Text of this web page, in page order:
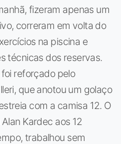
fizeram apenas um
correram em volta do
na piscina e
técnicas dos reservas.
reforçado pelo
que anotou um golaço
com a camisa 12. O
Kardec aos 12
trabalhou sem